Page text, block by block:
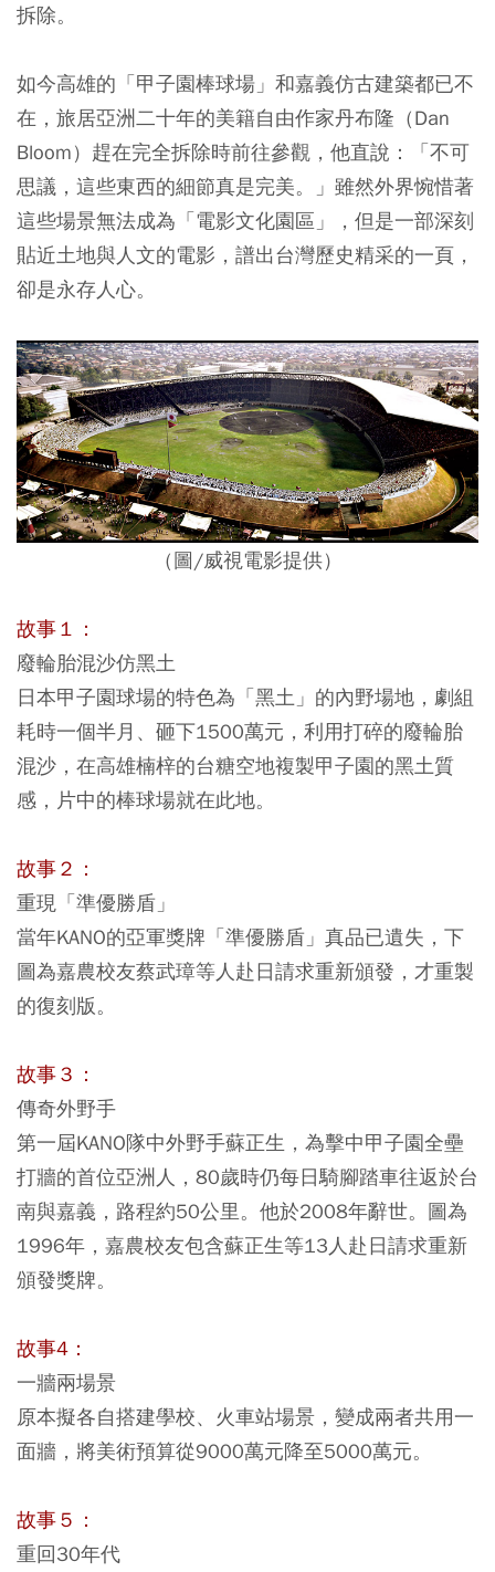
拆除。
如今高雄的「甲子園棒球場」和嘉義仿古建築都已不
在，旅居亞洲二十年的美籍自由作家丹布隆（Dan
Bloom）趕在完全拆除時前往參觀，他直說：「不可
思議，這些東西的細節真是完美。」雖然外界惋惜著
這些場景無法成為「電影文化園區」，但是一部深刻
貼近土地與人文的電影，譜出台灣歷史精采的一頁，
卻是永存人心。
（圖/威視電影提供）
故事１：
廢輪胎混沙仿黑土
日本甲子園球場的特色為「黑土」的內野場地，劇組
耗時一個半月、砸下1500萬元，利用打碎的廢輪胎
混沙，在高雄楠梓的台糖空地複製甲子園的黑土質
感，片中的棒球場就在此地。
故事２：
重現「準優勝盾」
當年KANO的亞軍獎牌「準優勝盾」真品已遺失，下
圖為嘉農校友蔡武璋等人赴日請求重新頒發，才重製
的復刻版。
故事３：
傳奇外野手
第一屆KANO隊中外野手蘇正生，為擊中甲子園全壘
打牆的首位亞洲人，80歲時仍每日騎腳踏車往返於台
南與嘉義，路程約50公里。他於2008年辭世。圖為
1996年，嘉農校友包含蘇正生等13人赴日請求重新
頒發獎牌。
故事4：
一牆兩場景
原本擬各自搭建學校、火車站場景，變成兩者共用一
面牆，將美術預算從9000萬元降至5000萬元。
故事５：
重回30年代